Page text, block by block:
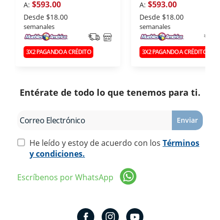
A: $593.00
Desde $18.00
semanales
3X2 PAGANDO A CRÉDITO
A: $593.00
Desde $18.00
semanales
3X2 PAGANDO A CRÉDITO
Entérate de todo lo que tenemos para ti.
Enviar
He leído y estoy de acuerdo con los Términos
y condiciones.
Escríbenos por WhatsApp